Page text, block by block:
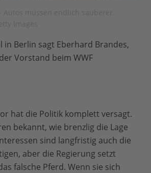
in Berlin sagt Eberhard Brandes,
Vorstand beim WWF
hat die Politik komplett versagt.
bekannt, wie brenzlig die Lage
sind langfristig auch die
aber die Regierung setzt
falsche Pferd. Wenn sie sich